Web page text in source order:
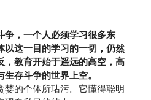
争，一个人必须学习很多东
以这一目的学习的一切，仍然
，教育开始于遥远的高空，高
存斗争的世界上空。
婪的个体所玷污。它懂得聪明